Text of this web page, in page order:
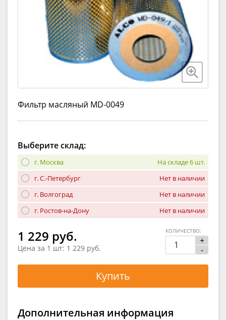
Фильтр масляный MD-0049
Выберите склад:
г. Москва
На складе 6 шт.
г. С.-Петербург
Нет в наличии
г. Волгоград
Нет в наличии
г. Ростов-на-Дону
Нет в наличии
1 229 руб.
Цена за 1 шт: 1 229 руб.
+
-
КОЛИЧЕСТВО:
Купить
Дополнительная информация